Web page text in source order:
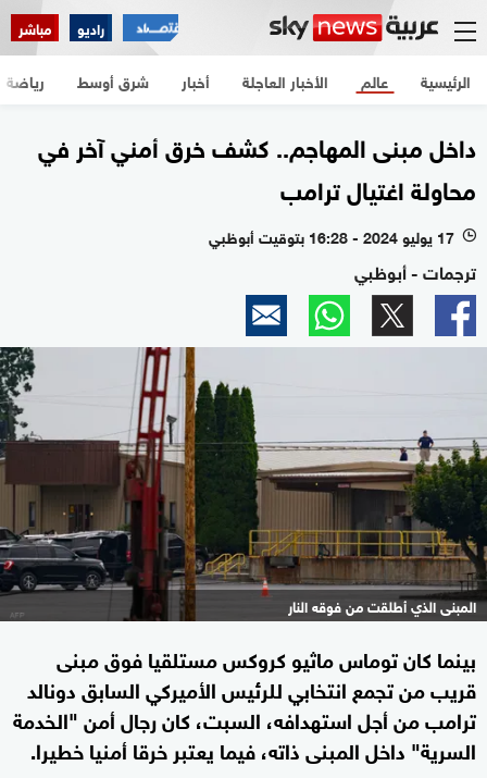
راديو مباشر
الرئيسية الأخبار العاجلة أخبار شرق أوسط عالم رياضة
داخل مبنى المهاجم.. كشف خرق أمني آخر في
محاولة اغتيال ترامب
l 17 يوليو 2024 - 16:28 بتوقيت أبوظبي
ترجمات - أبوظبي
المبنى الذي أطلقت من فوقه النار
بينما كان توماس ماثيو كروكس مستلقيا فوق مبنى
قريب من تجمع انتخابي للرئيس الأميركي السابق دونالد
ترامب من أجل استهدافه، السبت، كان رجال أمن "الخدمة
السرية" داخل المبنى ذاته، فيما يعتبر خرقا أمنيا خطيرا.